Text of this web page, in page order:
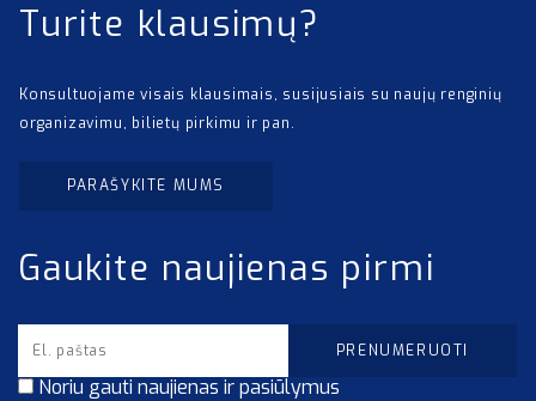
Turite klausimų?
Konsultuojame visais klausimais, susijusiais su naujų renginių
organizavimu, bilietų pirkimu ir pan.
PARAŠYKITE MUMS
Gaukite naujienas pirmi
Noriu gauti naujienas ir pasiūlymus